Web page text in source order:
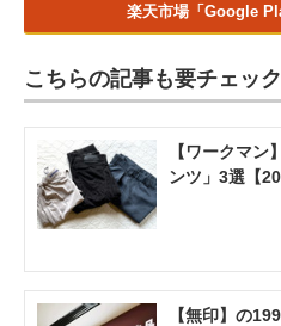
楽天市場「Google
こちらの記事も要チェック
【ワークマン
ンツ」3選【
【無印】の